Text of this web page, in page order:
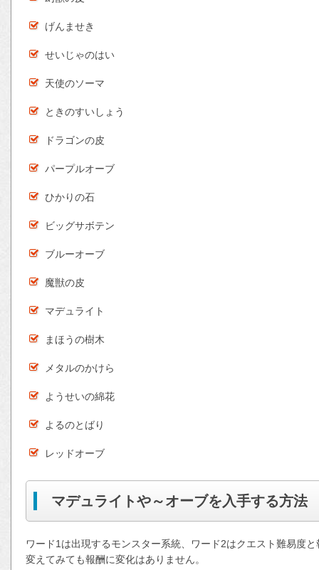
げんませき
せいじゃのはい
天使のソーマ
ときのすいしょう
ドラゴンの皮
パープルオーブ
ひかりの石
ビッグサボテン
ブルーオーブ
魔獣の皮
マデュライト
まほうの樹木
メタルのかけら
ようせいの綿花
よるのとばり
レッドオーブ
マデュライトや～オーブを入手する方法
ワード1は出現するモンスター系統、ワード2はクエスト難易度
変えてみても報酬に変化はありません。